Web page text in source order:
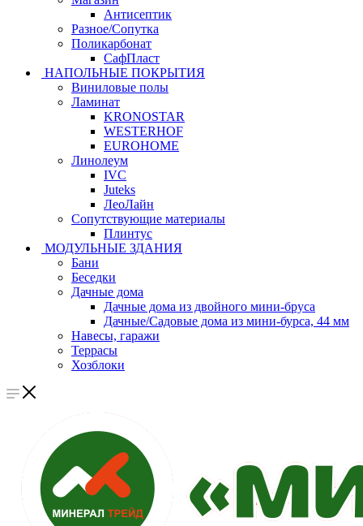
Антисептик
Разное/Сопутка
Поликарбонат
СафПласт
НАПОЛЬНЫЕ ПОКРЫТИЯ
Виниловые полы
Ламинат
KRONOSTAR
WESTERHOF
EUROHOME
Линолеум
IVC
Juteks
ЛеоЛайн
Сопутствующие материалы
Плинтус
МОДУЛЬНЫЕ ЗДАНИЯ
Бани
Беседки
Дачные дома
Дачные дома из двойного мини-бруса
Дачные/Садовые дома из мини-бурса, 44 мм
Навесы, гаражи
Террасы
Хозблоки